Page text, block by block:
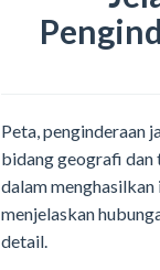
Peta, penginderaan
bidang geografi dan
dalam
menjelaskan
detail.